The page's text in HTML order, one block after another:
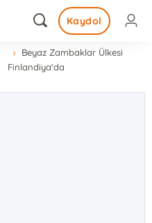
Kaydol
Beyaz Zambaklar Ülkesi
Finlandiya'da